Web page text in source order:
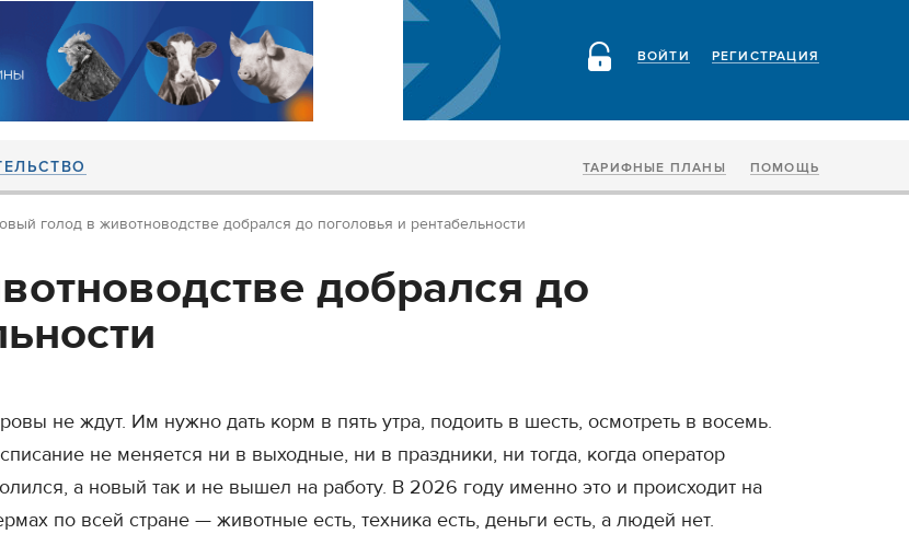
РЕГИСТРАЦИЯ
ВОЙТИ
ТАРИФНЫЕ ПЛАНЫ ПОМОЩЬ
голод в животноводстве добрался до поголовья и рентабельности
добрался до
не ждут. Им нужно дать корм в пять утра, подоить в шесть, осмотреть в восемь.
не меняется ни в выходные, ни в праздники, ни тогда, когда оператор
а новый так и не вышел на работу. В 2026 году именно это и происходит на
по всей стране — животные есть, техника есть, деньги есть, а людей нет.